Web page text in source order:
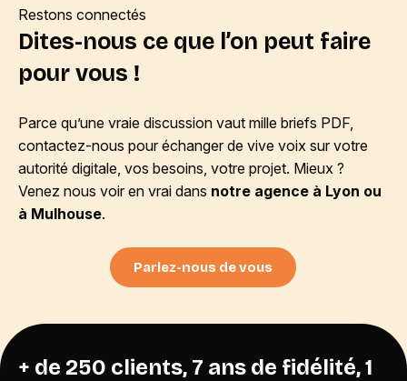
Restons connectés
Dites-nous ce que l’on peut faire
pour vous !
Parce qu’une vraie discussion vaut mille briefs PDF,
contactez-nous pour échanger de vive voix sur votre
autorité digitale, vos besoins, votre projet. Mieux ?
Venez nous voir en vrai dans notre agence à Lyon ou
à Mulhouse.
Parlez-nous de vous
+ de 250 clients, 7 ans de fidélité, 1